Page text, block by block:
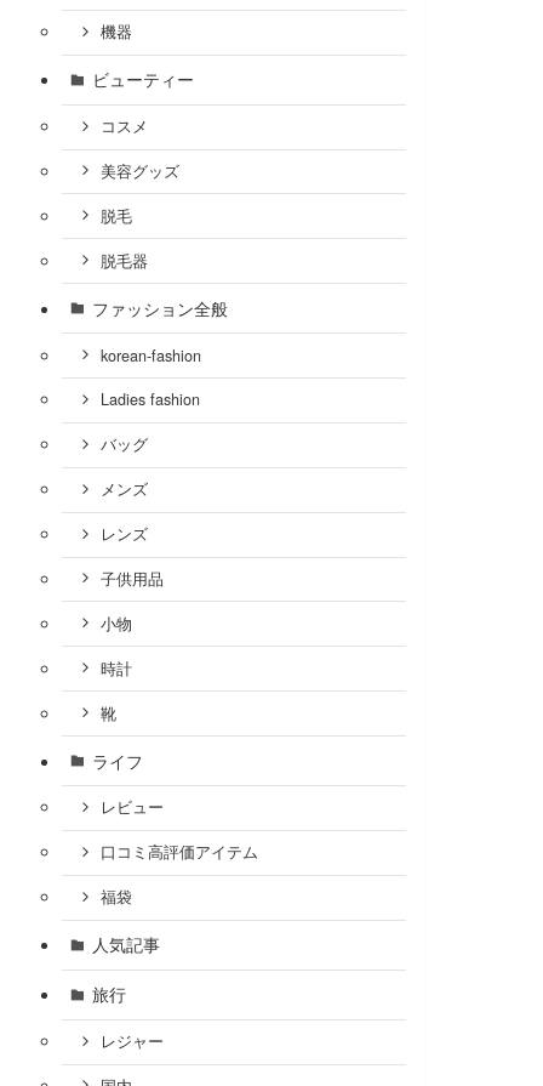
機器
ビューティー
コスメ
美容グッズ
脱毛
脱毛器
ファッション全般
korean-fashion
Ladies fashion
バッグ
メンズ
レンズ
子供用品
小物
時計
靴
ライフ
レビュー
口コミ高評価アイテム
福袋
人気記事
旅行
レジャー